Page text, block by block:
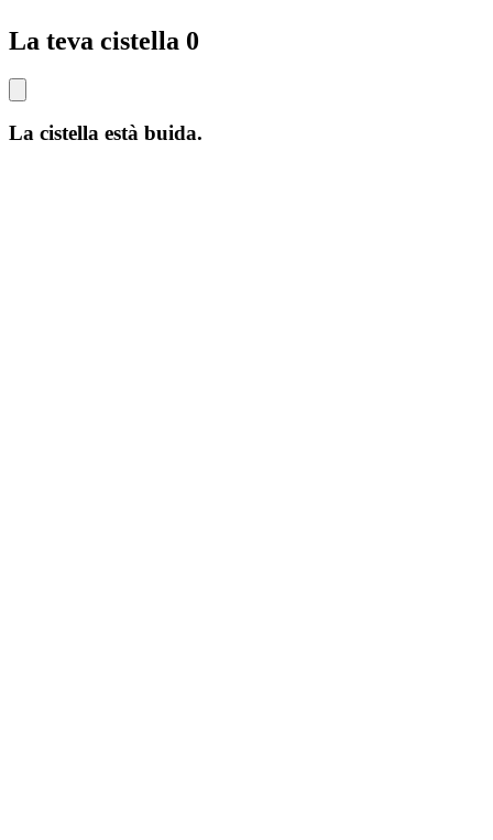
La teva cistella 0
La cistella està buida.